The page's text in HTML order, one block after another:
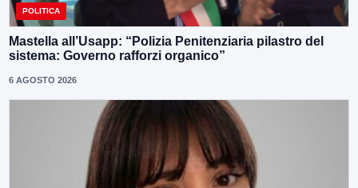
POLITICA
Mastella all’Usapp: “Polizia Penitenziaria pilastro del
sistema: Governo rafforzi organico”
6 AGOSTO 2026